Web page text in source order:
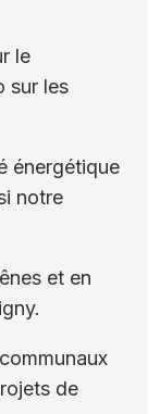
le
sur les
énergétique
notre
et en
de